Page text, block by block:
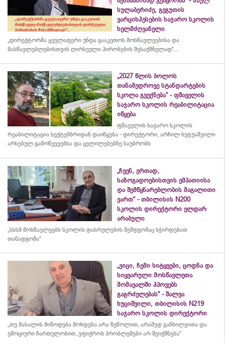
სულაბერიძე, გეგუთის
ვარციხჰესების საჯარო სკოლის
ხელმძღვანელი
„დირექტორმა ყველაფერი უნდა გააკეთოს მოსწავლეებისა და
მასწავლებლებისთვის ღირსეული პირობების შესაქმნელად“...
„2027 წლის ბოლოს
თანამედროვე სტანდარტების
სკოლა გვექნება“ - ფშაველის
საჯარო სკოლის რეაბილიტაცია
იწყება
ფშაველის საჯარო სკოლის
რეაბილიტაცია სექტემბრიდან დაიწყება - დირექტორი, არჩილ ხუტუაშვილი
არსებულ გამოწვევებსა და ცვლილებებზე საუბრობს
„ჩვენ, ერთად,
საზოგადოებისთვის ემპათიისა
და შემწყნარებლობის მაგალითი
ვართ“ - თბილისის N200
სკოლის დირექტორი ელდარ
არაბული
„სსსმ მოსწავლეებს სკოლის დასრულების შემდგომაც სჭირდებათ
თანადგომა“
„ვიცი, ჩემი სიტყვები, ცოდნა და
სიყვარული მოსწავლეთა
მომავალში ჰპოვებს
გაგრძელებას“ - შალვა
ხუციშვილი, თბილისის N219
საჯარო სკოლის დირექტორი
„თუ მასალის მიწოდება მოხდება არა ზეწოლით, არამედ განხილვითა და
ემოციური ჩართულობით, ვფიქრობ პრობლემები არ შეიქმნება“